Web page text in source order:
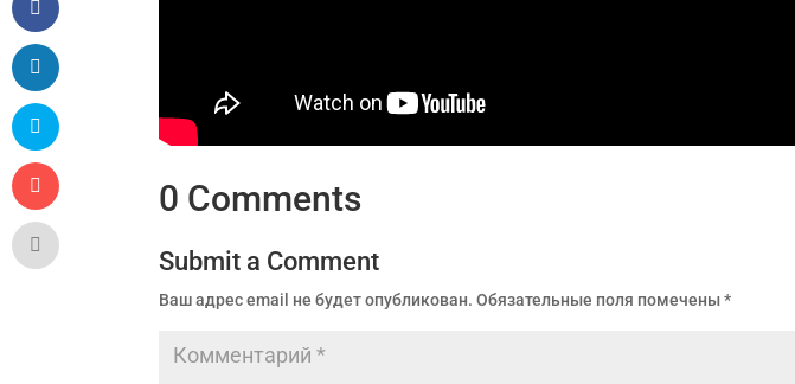
0 Comments
Submit a Comment
Ваш адрес email не будет опубликован. Обязательные поля помечены*